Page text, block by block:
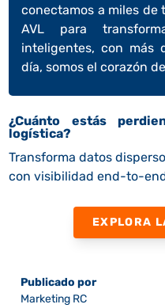
conectamos a miles de
AVL para
inteligentes, con más
día, somos el corazón
¿Cuánto estás
logística?
Transforma datos
con visibilidad end-to-
EXPLORA
Publicado por
Marketing RC